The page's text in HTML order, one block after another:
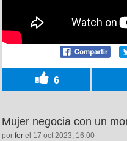
6
Mujer negocia con un
por fer el 17 oct 2023, 16:00